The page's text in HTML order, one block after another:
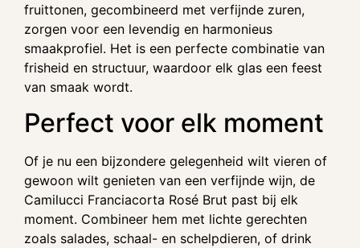
fruittonen, gecombineerd met verfijnde zuren,
zorgen voor een levendig en harmonieus
smaakprofiel. Het is een perfecte combinatie van
frisheid en structuur, waardoor elk glas een feest
van smaak wordt.
Perfect voor elk moment
Of je nu een bijzondere gelegenheid wilt vieren of
gewoon wilt genieten van een verfijnde wijn, de
Camilucci Franciacorta Rosé Brut past bij elk
moment. Combineer hem met lichte gerechten
zoals salades, schaal- en schelpdieren, of drink